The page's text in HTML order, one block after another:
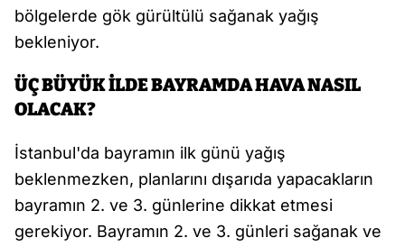
bölgelerde gök gürültülü sağanak yağış
bekleniyor.
ÜÇ BÜYÜK İLDE BAYRAMDA HAVA NASIL
OLACAK?
İstanbul'da bayramın ilk günü yağış
beklenmezken, planlarını dışarıda yapacakların
bayramın 2. ve 3. günlerine dikkat etmesi
gerekiyor. Bayramın 2. ve 3. günleri sağanak ve